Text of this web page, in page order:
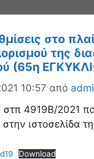
στο
της
(65η
10:57 από
4919Β/2021
ιστοσελίδα
Download